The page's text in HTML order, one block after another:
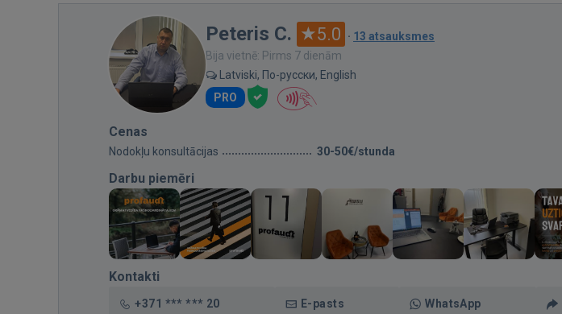
Peteris C. 5.0 · 13 atsauksmes
Bija vietnē: Pirms 7 dienām
Latviski, По-русски, English
PRO
Cenas
Nodokļu konsultācijas 30-50€/stunda
Darbu piemēri
Kontakti
+371 *** *** 20 E-pasts WhatsApp